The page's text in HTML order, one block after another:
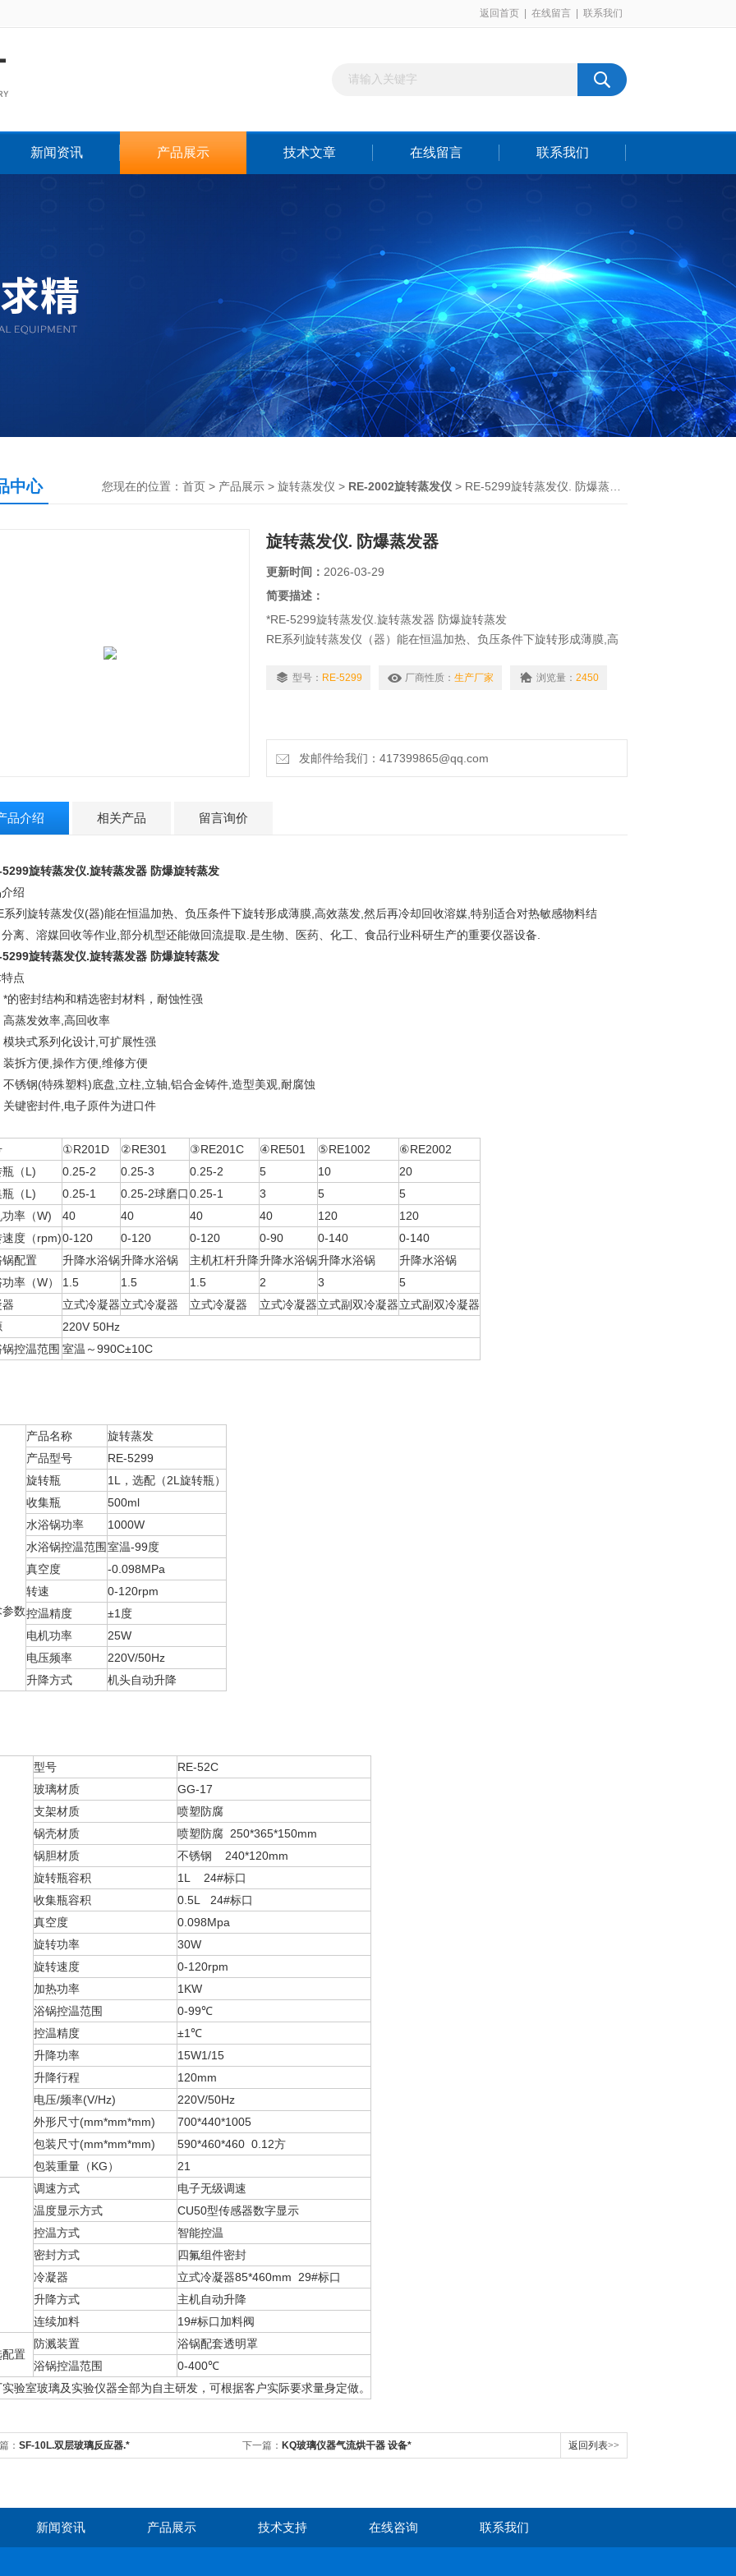
返回首页 在线留言 联系我们
新闻资讯 产品展示 技术文章 在线留言 联系我们
中心 您现在的位置： 首页 > 产品展示 > 旋转蒸发仪 > RE-2002旋转蒸发仪 > RE-5299旋转蒸发仪. 防爆蒸发器
旋转蒸发仪. 防爆蒸发器
更新时间： 2026-03-29
简要描述：
*RE-5299旋转蒸发仪.旋转蒸发器 防爆旋转蒸发
RE系列旋转蒸发仪（器）能在恒温加热、负压条件下旋转形成薄膜,高
回收等作业,部分机型还能做回流提取.是生物、医药、化工、食品行业
型号： RE-5299 厂商性质： 生产厂家 浏览量： 2450
发邮件给我们：417399865@qq.com
品介绍 相关产品 留言询价
5299旋转蒸发仪.旋转蒸发器 防爆旋转蒸发
绍
列旋转蒸发仪(器)能在恒温加热、负压条件下旋转形成薄膜,高效蒸发,然后再冷却回收溶媒,特别适合对热敏感物料结
离、溶媒回收等作业,部分机型还能做回流提取.是生物、医药、化工、食品行业科研生产的重要仪器设备.
5299旋转蒸发仪.旋转蒸发器 防爆旋转蒸发
点
密封结构和精选密封材料，耐蚀性强
蒸发效率,高回收率
式系列化设计,可扩展性强
方便,操作方便,维修方便
钢(特殊塑料)底盘,立柱,立轴,铝合金铸件,造型美观,耐腐蚀
密封件,电子原件为进口件
①R201D ②RE301 ③RE201C ④RE501 ⑤RE1002
⑥RE2002
（L)
0.25-2 0.25-3 0.25-2 5 10
20
（L)
0.25-1 0.25-2球磨口0.25-1 3 5
5
率（W)
40 40 40 40 120
120
速度（rpm)0-120 0-120 0-120 0-90 0-140
0-140
锅配置
升降水浴锅升降水浴锅 主机杠杆升降升降水浴锅升降水浴锅
升降水浴锅
率（W）
1.5 1.5 1.5 2 3
5
立式冷凝器立式冷凝器 立式冷凝器 立式冷凝器立式副双冷凝器立式副双冷凝器
220V 50Hz
控温范围 室温～990C±10C
数
产品名称
旋转蒸发
产品型号
RE-5299
旋转瓶
1L，选配（2L旋转瓶）
收集瓶
500ml
水浴锅功率
1000W
水浴锅控温范围室温-99度
真空度
-0.098MPa
转速
0-120rpm
控温精度
±1度
电机功率
25W
电压频率
220V/50Hz
升降方式
机头自动升降
型号
RE-52C
玻璃材质
GG-17
支架材质
喷塑防腐
锅壳材质
喷塑防腐 250*365*150mm
锅胆材质
不锈钢 240*120mm
旋转瓶容积
1L 24#标口
收集瓶容积
0.5L 24#标口
真空度
0.098Mpa
旋转功率
30W
旋转速度
0-120rpm
加热功率
1KW
浴锅控温范围
0-99℃
控温精度
±1℃
升降功率
15W1/15
升降行程
120mm
电压/频率(V/Hz)
220V/50Hz
外形尺寸(mm*mm*mm)
700*440*1005
包装尺寸(mm*mm*mm)
590*460*460 0.12方
包装重量（KG）
21
调速方式
电子无级调速
温度显示方式
CU50型传感器数字显示
控温方式
智能控温
密封方式
四氟组件密封
冷凝器
立式冷凝器85*460mm 29#标口
升降方式
主机自动升降
连续加料
19#标口加料阀
配置
防溅装置
浴锅配套透明罩
浴锅控温范围
0-400℃
验室玻璃及实验仪器全部为自主研发，可根据客户实际要求量身定做。
： SF-10L.双层玻璃反应器.* 下一篇： KQ玻璃仪器气流烘干器 设备* 返回列表>>
新闻资讯 产品展示 技术支持 在线咨询 联系我们